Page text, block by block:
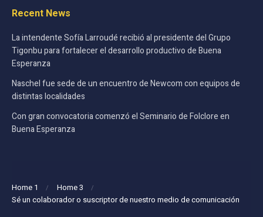
Recent News
La intendente Sofía Larroudé recibió al presidente del Grupo
Tigonbu para fortalecer el desarrollo productivo de Buena
Esperanza
Naschel fue sede de un encuentro de Newcom con equipos de
distintas localidades
Con gran convocatoria comenzó el Seminario de Folclore en
Buena Esperanza
Home 1
Home 3
Sé un colaborador o suscriptor de nuestro medio de comunicación